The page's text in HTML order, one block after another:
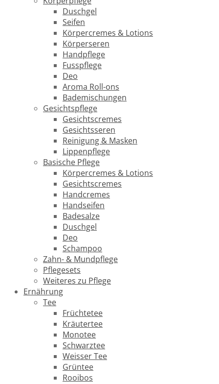
Duschgel
Seifen
Körpercremes & Lotions
Körperseren
Handpflege
Fusspflege
Deo
Aroma Roll-ons
Bademischungen
Gesichtspflege
Gesichtscremes
Gesichtsseren
Reinigung & Masken
Lippenpflege
Basische Pflege
Körpercremes & Lotions
Gesichtscremes
Handcremes
Handseifen
Badesalze
Duschgel
Deo
Schampoo
Zahn- & Mundpflege
Pflegesets
Weiteres zu Pflege
Ernährung
Tee
Früchtetee
Kräutertee
Monotee
Schwarztee
Weisser Tee
Grüntee
Rooibos